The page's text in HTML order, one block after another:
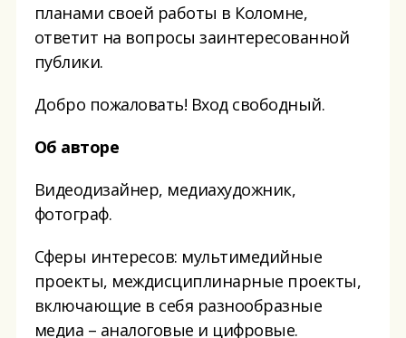
планами своей работы в Коломне,
ответит на вопросы заинтересованной
публики.
Добро пожаловать! Вход свободный.
Об авторе
Видеодизайнер, медиахудожник,
фотограф.
Сферы интересов: мультимедийные
проекты, междисциплинарные проекты,
включающие в себя разнообразные
медиа – аналоговые и цифровые.